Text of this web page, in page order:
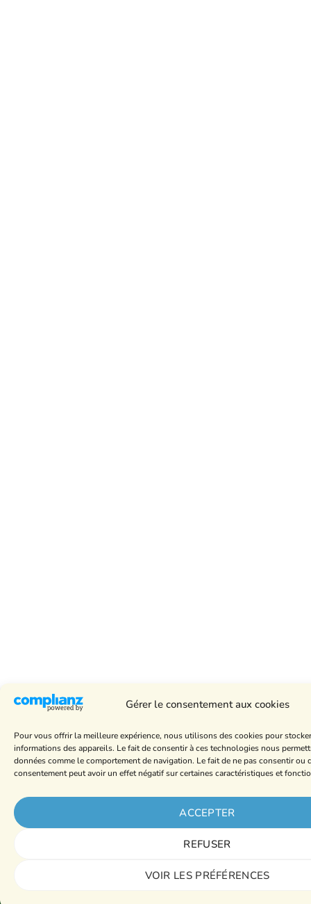
Gérer le consentement aux cookies
Pour vous offrir la meilleure expérience, nous utilisons des cookies pour
informations des appareils. Le fait de consentir à ces technologies nous
données comme le comportement de navigation. Le fait de ne pas consentir ou
consentement peut avoir un effet négatif sur certaines caractéristiques et
ACCEPTER
REFUSER
VOIR LES PRÉFÉRENCES